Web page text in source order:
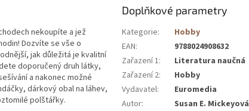
nekoupíte a jež
Dozvíte se vše o
jak důležitá je kvalitní
doporučený druh látky,
a nakonec možné
dárkový obal na láhev,
polštářky.
Doplňkové parametry
Kategorie:
Hobby
EAN:
9788024908632
Zařazení 1:
Literatura naučná
Zařazení 2:
Hobby
Vydavatel:
Euromedia
Autor:
Susan E. Mickeyová